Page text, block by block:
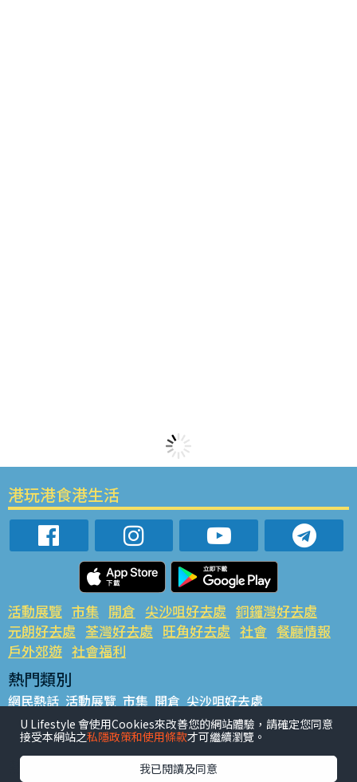
港玩港食港生活
活動展覽 市集 開倉 尖沙咀好去處 銅鑼灣好去處
元朗好去處 荃灣好去處 旺角好去處 社會 餐廳情報
戶外郊遊 社會福利
熱門類別
網民熱話 活動展覽 市集 開倉 尖沙咀好去處
銅鑼灣好去處 元朗好去處 荃灣好去處 旺角好去處 社會
餐廳情報 戶外郊遊
熱門標籤
U Lifestyle 會使用Cookies來改善您的網站體驗，請確定您同意
接受本網站之私隱政策和使用條款才可繼續瀏覽。
我已閱讀及同意